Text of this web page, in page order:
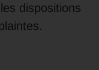
dispositions